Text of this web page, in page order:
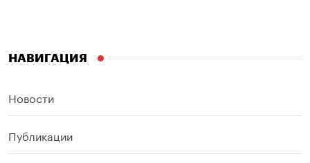
НАВИГАЦИЯ
Новости
Публикации